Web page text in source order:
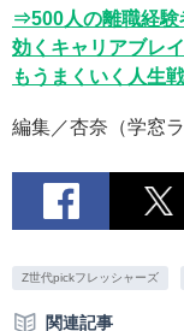
⇒500人の離職経験
効くキャリアブレ
もうまくいく人生
編集／杏奈（学窓
Z世代pickフレッシャーズ
関連記事